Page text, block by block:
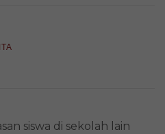
siswa di sekolah lain